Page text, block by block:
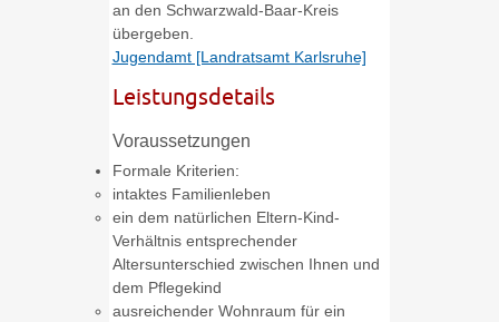
an den Schwarzwald-Baar-Kreis
übergeben.
Jugendamt [Landratsamt Karlsruhe]
Leistungsdetails
Voraussetzungen
Formale Kriterien:
intaktes Familienleben
ein dem natürlichen Eltern-Kind-
Verhältnis entsprechender
Altersunterschied zwischen Ihnen und
dem Pflegekind
ausreichender Wohnraum für ein